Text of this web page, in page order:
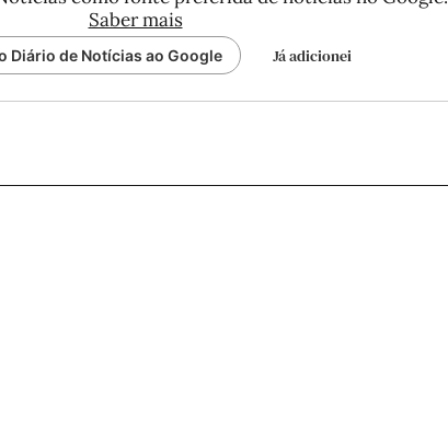
Saber mais
Diário de Notícias ao Google Já adicionei